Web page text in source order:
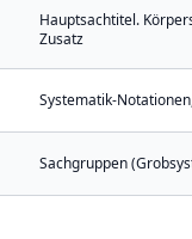
Hauptsachtitel.
Zusatz
Systematik-
Sachgruppen